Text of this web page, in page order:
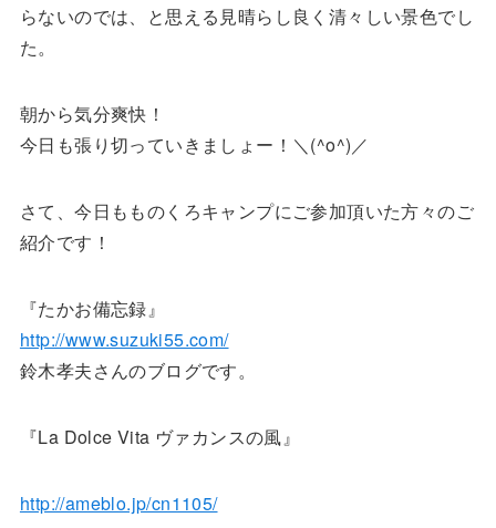
らないのでは、と思える見晴らし良く清々しい景色でし
た。
朝から気分爽快！
今日も張り切っていきましょー！＼(^o^)／
さて、今日もものくろキャンプにご参加頂いた方々のご
紹介です！
『たかお備忘録』
http://www.suzuki55.com/
鈴木孝夫さんのブログです。
『La Dolce Vita ヴァカンスの風』
http://ameblo.jp/cn1105/